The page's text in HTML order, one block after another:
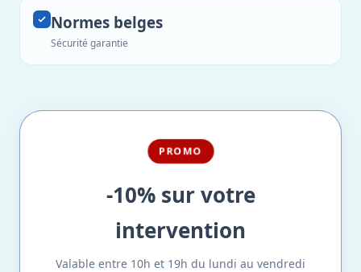
Normes belges
Sécurité garantie
PROMO
-10% sur votre
intervention
Valable entre 10h et 19h du lundi au vendredi